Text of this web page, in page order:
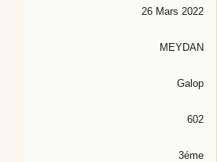
26 Mars 2022
MEYDAN
Galop
602
3éme